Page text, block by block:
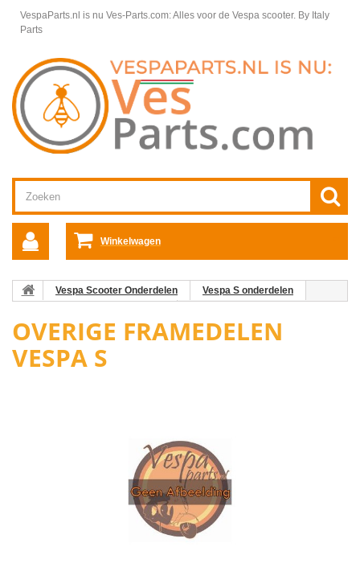
VespaParts.nl is nu Ves-Parts.com: Alles voor de Vespa scooter. By Italy
Parts
Winkelwagen
Vespa Scooter Onderdelen
Vespa S onderdelen
OVERIGE FRAMEDELEN
VESPA S